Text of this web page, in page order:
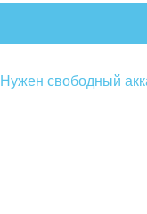
Нужен свободный